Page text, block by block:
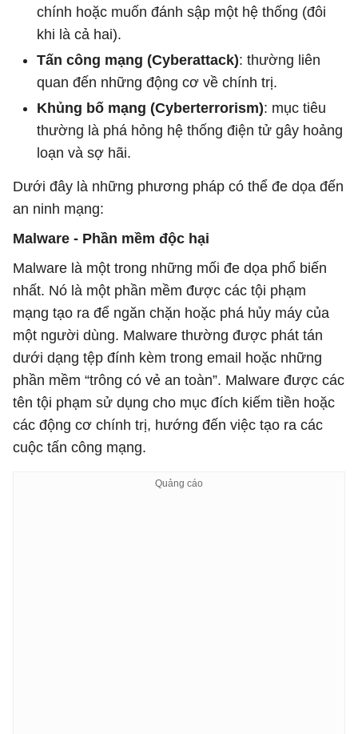
chính hoặc muốn đánh sập một hệ thống (đôi
khi là cả hai).
Tấn công mạng (Cyberattack): thường liên
quan đến những động cơ về chính trị.
Khủng bố mạng (Cyberterrorism): mục tiêu
thường là phá hỏng hệ thống điện tử gây hoảng
loạn và sợ hãi.
Dưới đây là những phương pháp có thể đe dọa đến
an ninh mạng:
Malware - Phần mềm độc hại
Malware là một trong những mối đe dọa phổ biến
nhất. Nó là một phần mềm được các tội phạm
mạng tạo ra để ngăn chặn hoặc phá hủy máy của
một người dùng. Malware thường được phát tán
dưới dạng tệp đính kèm trong email hoặc những
phần mềm “trông có vẻ an toàn”. Malware được các
tên tội phạm sử dụng cho mục đích kiếm tiền hoặc
các động cơ chính trị, hướng đến việc tạo ra các
cuộc tấn công mạng.